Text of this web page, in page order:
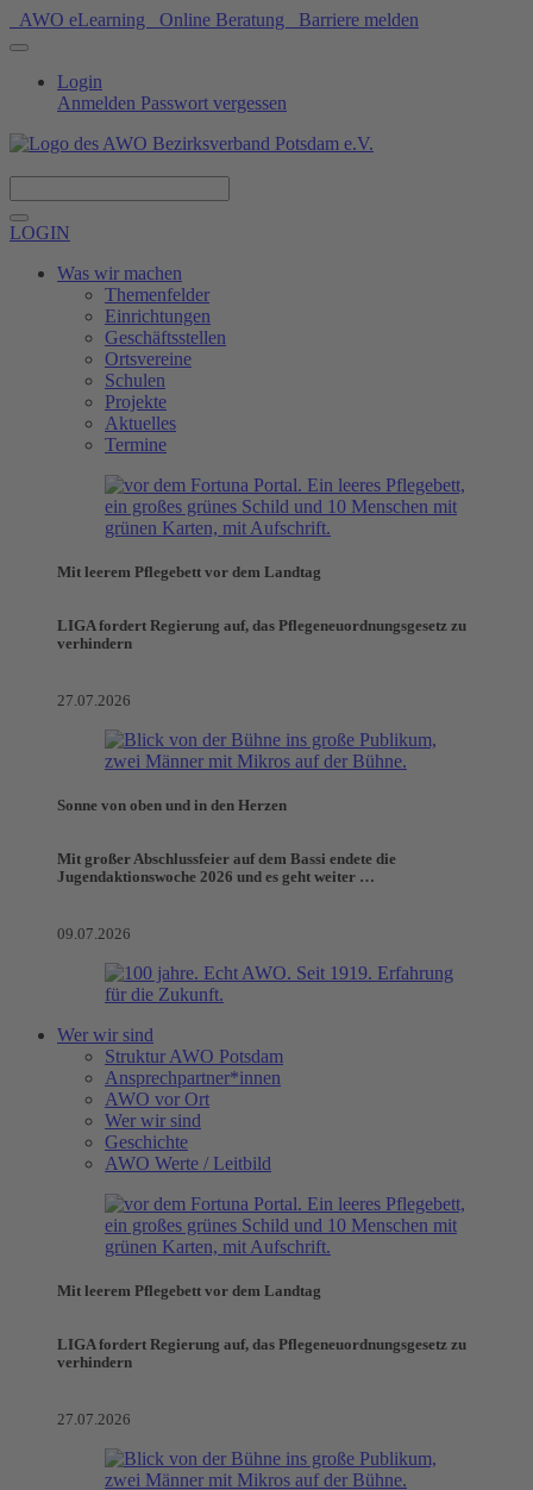
AWO eLearning Online Beratung Barriere melden
Login
Anmelden Passwort vergessen
LOGIN
Was wir machen
Themenfelder
Einrichtungen
Geschäftsstellen
Ortsvereine
Schulen
Projekte
Aktuelles
Termine
Mit leerem Pflegebett vor dem Landtag
LIGA fordert Regierung auf, das Pflegeneuordnungsgesetz zu
verhindern
27.07.2026
Sonne von oben und in den Herzen
Mit großer Abschlussfeier auf dem Bassi endete die
Jugendaktionswoche 2026 und es geht weiter …
09.07.2026
Wer wir sind
Struktur AWO Potsdam
Ansprechpartner*innen
AWO vor Ort
Wer wir sind
Geschichte
AWO Werte / Leitbild
Mit leerem Pflegebett vor dem Landtag
LIGA fordert Regierung auf, das Pflegeneuordnungsgesetz zu
verhindern
27.07.2026